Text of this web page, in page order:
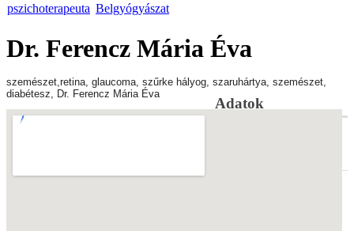
pszichoterapeuta Belgyógyászat
Dr. Ferencz Mária Éva
szemészet,retina, glaucoma, szűrke hályog, szaruhártya, szemészet,
diabétesz, Dr. Ferencz Mária Éva
Adatok